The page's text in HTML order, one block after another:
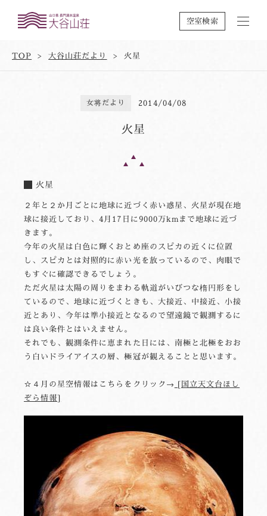
空室検索
TOP 大谷山荘だより 火星
女将だより 2014/04/08
火星
火星
２年と２か月ごとに地球に近づく赤い惑星、火星が現在地
球に接近しており、4月17日に9000万kmまで地球に近づ
きます。
今年の火星は白色に輝くおとめ座のスピカの近くに位置
し、スピカとは対照的に赤い光を放っているので、肉眼で
もすぐに確認できるでしょう。
ただ火星は太陽の周りをまわる軌道がいびつな楕円形をし
ているので、地球に近づくときも、大接近、中接近、小接
近とあり、今年は準小接近となるので望遠鏡で観測するに
は良い条件とはいえません。
それでも、観測条件に恵まれた日には、南極と北極をおお
う白いドライアイスの層、極冠が観えることと思います。
☆４月の星空情報はこちらをクリック→ [国立天文台ほし
ぞら情報]